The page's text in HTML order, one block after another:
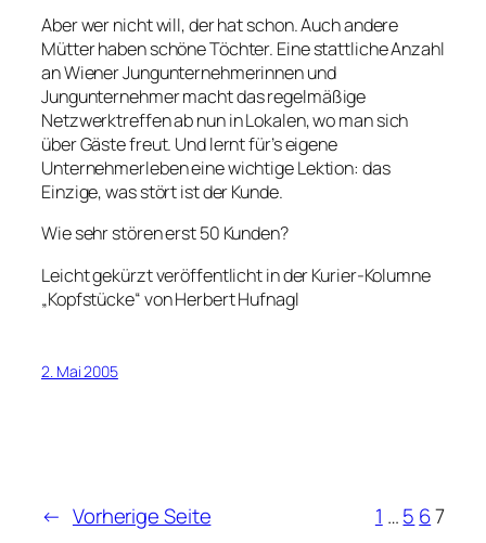
Aber wer nicht will, der hat schon. Auch andere
Mütter haben schöne Töchter. Eine stattliche Anzahl
an Wiener Jungunternehmerinnen und
Jungunternehmer macht das regelmäßige
Netzwerktreffen ab nun in Lokalen, wo man sich
über Gäste freut. Und lernt für’s eigene
Unternehmerleben eine wichtige Lektion: das
Einzige, was stört ist der Kunde.
Wie sehr stören erst 50 Kunden?
Leicht gekürzt veröffentlicht in der Kurier-Kolumne
„Kopfstücke“ von Herbert Hufnagl
2. Mai 2005
← Vorherige Seite 1 …5 67